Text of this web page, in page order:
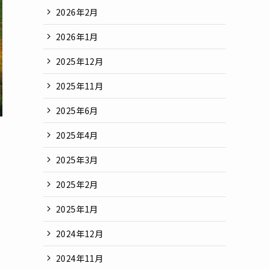
2026年2月
2026年1月
2025年12月
2025年11月
2025年6月
2025年4月
2025年3月
2025年2月
2025年1月
2024年12月
2024年11月